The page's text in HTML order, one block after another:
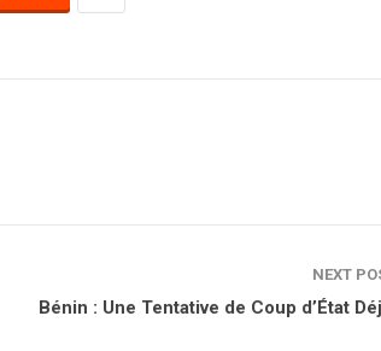
NEXT
Bénin : Une Tentative de Coup d’État